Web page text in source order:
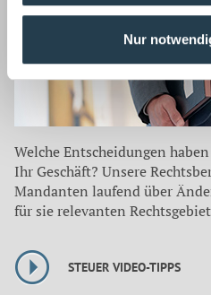
Nur
Rechtsberatung ›
Welche Entscheidungen
Ihr Geschäft? Unsere
Mandanten laufend über
für sie relevanten
STEUER VIDEO-TIPPS